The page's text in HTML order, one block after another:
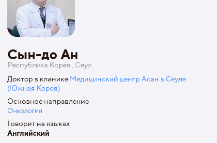
Сын-до Ан
Республика Корея , Сеул
Доктор в клинике Медицинский центр Асан в Сеуле
(Южная Корея)
Основное направление
Онкология
Говорит на языках
Английский